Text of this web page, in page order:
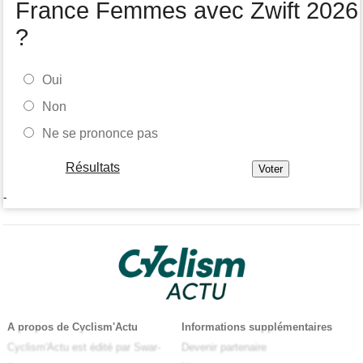
France Femmes avec Zwift 2026
?
Oui
Non
Ne se prononce pas
Résultats
-
A propos de Cyclism'Actu
Cyclism'Actu est édité par Swar-
Informations supplémentaires
Devenir partenaire